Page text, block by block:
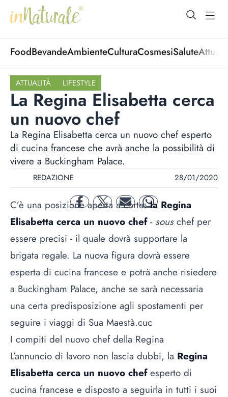
open
FoodBevandeAmbienteCulturaCosmesiSalute
ATTUALITÀ LIFESTYLE
La Regina Elisabetta cerca
un nuovo chef
La Regina Elisabetta cerca un nuovo chef esperto
di cucina francese che avrà anche la possibilità di
vivere a Buckingham Palace.
REDAZIONE 28/01/2020
facebooktwitter mail whatsapp
C’è una posizione aperta a corte:la Regina
Elisabetta cerca un nuovo chef- souschef per
essere precisi - il quale dovrà supportare la
brigata regale. La nuova figura dovrà essere
esperta di cucina francese e potrà anche risiedere
a Buckingham Palace, anche se sarà necessaria
una certa predisposizione agli spostamenti per
seguire i viaggi di Sua Maestà.cuc
I compiti del nuovo chef della Regina
L’annuncio di lavoro non lascia dubbi, la Regina
Elisabetta cerca un nuovo chefesperto di
cucina francese e disposto a seguirla in tutti i suoi